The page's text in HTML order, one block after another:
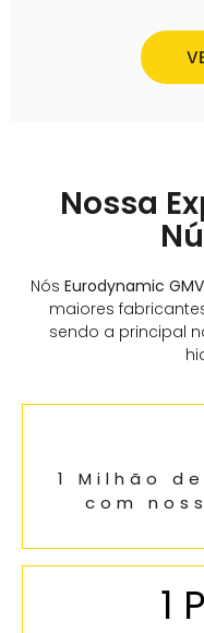
Nossa
Nós Eurodynamic
maiores
sendo a principal
1 Milhão
com
1